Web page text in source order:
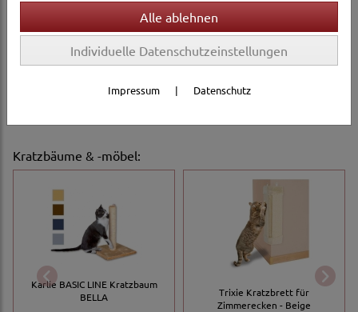
Previous Next
Kratzbäume & -möbel:
Karlie BASIC LINE Kratzbaum
BELLA
Trixie Kratzbrett für
Zimmerecken - Beige
Individuelle Datenschutzeinstellungen
Impressum | Datenschutz